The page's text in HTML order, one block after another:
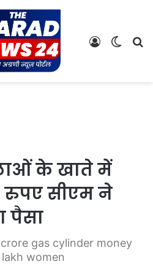
Switch
Log
के खाते में
रुपए सीएम ने
पैसा
gas cylinder money
women